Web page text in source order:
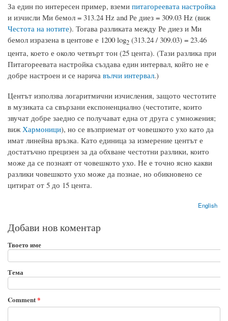
За един по интересен пример, вземи питагореевата настройка
и изчисли Ми бемол = 313.24 Hz and Ре диез = 309.03 Hz (виж
Честота на нотите). Тогава разликата между Ре диез и Ми
бемол изразена в центове е 1200 log2 (313.24 / 309.03) = 23.46
цента, което е около четвърт тон (25 цента). (Тази разлика при
Питагореевата настройка създава един интервал, който не е
добре настроен и се нарича вълчи интервал.)
Центът използва логаритмични изчисления, защото честотите
в музиката са свързани експоненциално (честотите, които
звучат добре заедно се получават една от друга с умножения;
виж Хармоници), но се възприемат от човешкото ухо като да
имат линейна връзка. Като единица за измерение центът е
достатъчно прецизен за да обхване честотни разлики, които
може да се познаят от човешкото ухо. Не е точно ясно какви
разлики човешкото ухо може да познае, но обикновено се
цитират от 5 до 15 цента.
English
Добави нов коментар
Твоето име
Тема
Comment*